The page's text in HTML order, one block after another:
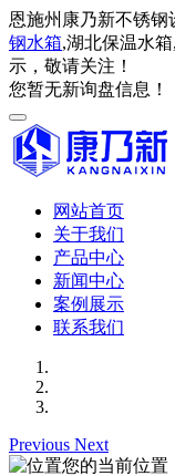
恩施州康乃新不锈
钢水箱,湖北保温水
示，敬请关注！
您暂无新询盘信息！
网站首页
关于我们
产品中心
新闻中心
案例展示
联系我们
Previous Next
您的当前位置